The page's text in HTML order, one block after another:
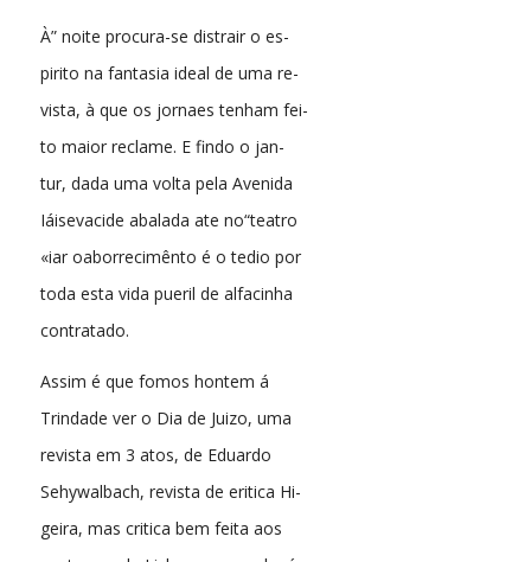
À” noite procura-se distrair o es-
pirito na fantasia ideal de uma re-
vista, à que os jornaes tenham fei-
to maior reclame. E findo o jan-
tur, dada uma volta pela Avenida
Iáisevacide abalada ate no“teatro
«iar oaborrecimênto é o tedio por
toda esta vida pueril de alfacinha
contratado.
Assim é que fomos hontem á
Trindade ver o Dia de Juizo, uma
revista em 3 atos, de Eduardo
Sehywalbach, revista de eritica Hi-
geira, mas critica bem feita aos